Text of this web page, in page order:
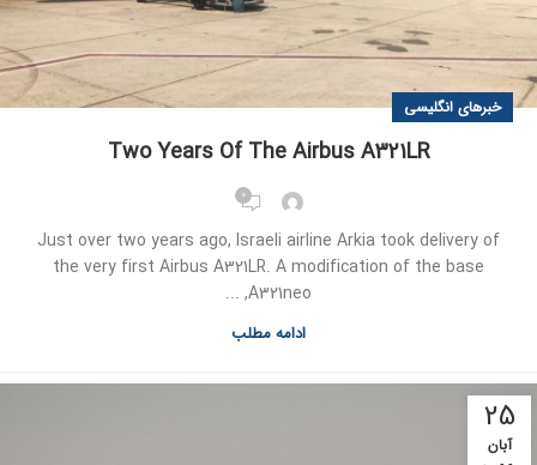
خبرهای انگلیسی
Two Years Of The Airbus A321LR
0
Just over two years ago, Israeli airline Arkia took delivery of
the very first Airbus A321LR. A modification of the base
A321neo, ...
ادامه مطلب
25
آبان